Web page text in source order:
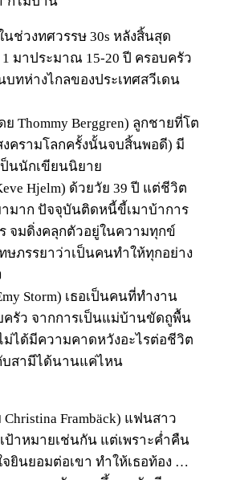
นช่วงทศวรรษ 30s หลังสิ้นสุด
มาประมาณ 15-20 ปี ครอบครัว
ทห่างไกลของประเทศสวีเดน
ย Thommy Berggren) ลูกชายที่โต
ครามโลกครั้งนั้นจบสิ้นพอดี) มี
นนักเขียนนิยาย
Hjelm) ด้วยวัย 39 ปี แต่ชีวิต
มาก ปัจจุบันติดหนี้ขี้เมาบ้าการ
จมดิ่งคลุกตัวอยู่ในความทุกข์
ษภรรยาว่าเป็นคนทำให้ทุกอย่าง
Storm) เธอเป็นคนที่ทำงาน
ครัว จากการเป็นแม่บ้านขัดถูพื้น
ม่ได้มีความคาดหวังอะไรต่อชีวิต
บสามีได้นานแค่ไหน
Frambäck) แฟนสาว
ป้าหมายเช่นกัน แต่เพราะค่ำคืน
ยินยอมต่อเขา ทำให้เธอท้อง …